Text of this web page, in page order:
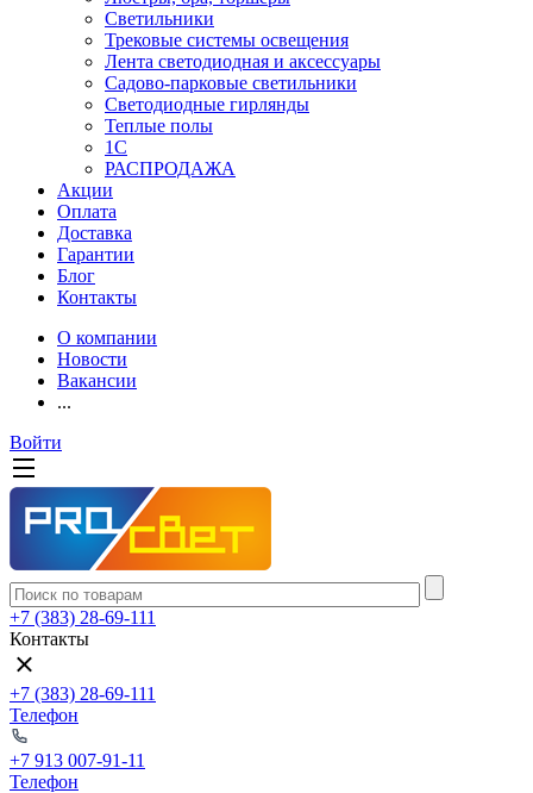
Светильники
Трековые системы освещения
Лента светодиодная и аксессуары
Садово-парковые светильники
Светодиодные гирлянды
Теплые полы
1С
РАСПРОДАЖА
Акции
Оплата
Доставка
Гарантии
Блог
Контакты
О компании
Новости
Вакансии
...
Войти
+7 (383) 28-69-111
Контакты
+7 (383) 28-69-111
Телефон
+7 913 007-91-11
Телефон